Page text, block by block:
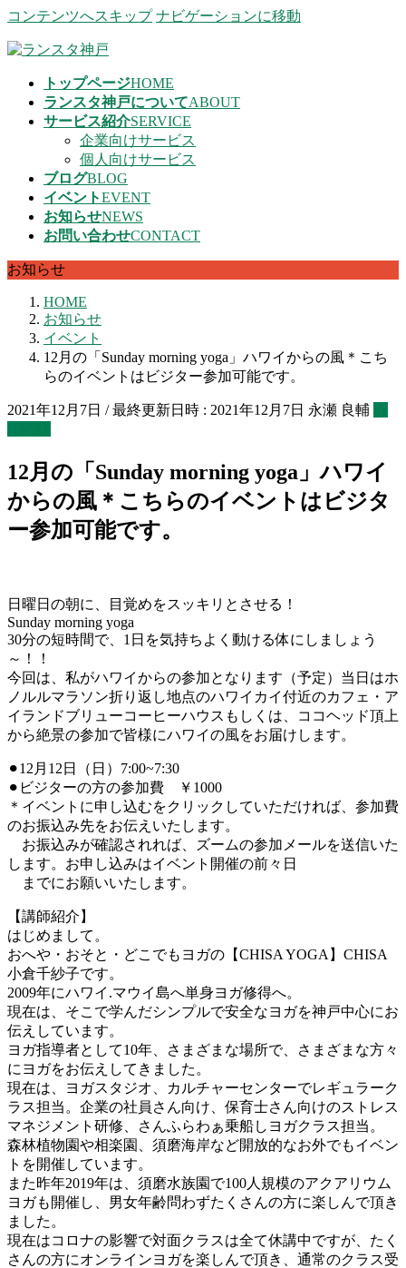
コンテンツへスキップ ナビゲーションに移動
トップページHOME
ランスタ神戸についてABOUT
サービス紹介SERVICE
企業向けサービス
個人向けサービス
ブログBLOG
イベントEVENT
お知らせNEWS
お問い合わせCONTACT
お知らせ
HOME
お知らせ
イベント
12月の「Sunday morning yoga」ハワイからの風＊こち
らのイベントはビジター参加可能です。
2021年12月7日 / 最終更新日時 : 2021年12月7日 永瀬 良輔
12月の「Sunday morning yoga」ハワイ
からの風＊こちらのイベントはビジタ
ー参加可能です。
日曜日の朝に、目覚めをスッキリとさせる！
Sunday morning yoga
30分の短時間で、1日を気持ちよく動ける体にしましょう
～！！
今回は、私がハワイからの参加となります（予定）当日はホ
ノルルマラソン折り返し地点のハワイカイ付近のカフェ・ア
イランドブリューコーヒーハウスもしくは、ココヘッド頂上
から絶景の参加で皆様にハワイの風をお届けします。
⚫︎12月12日（日）7:00~7:30
⚫︎ビジターの方の参加費 ￥1000
＊イベントに申し込むをクリックしていただければ、参加費
のお振込み先をお伝えいたします。
お振込みが確認されれば、ズームの参加メールを送信いた
します。お申し込みはイベント開催の前々日
までにお願いいたします。
【講師紹介】
はじめまして。
おへや・おそと・どこでもヨガの【CHISA YOGA】CHISA
小倉千紗子です。
2009年にハワイ.マウイ島へ単身ヨガ修得へ。
現在は、そこで学んだシンプルで安全なヨガを神戸中心にお
伝えしています。
ヨガ指導者として10年、さまざまな場所で、さまざまな方々
にヨガをお伝えしてきました。
現在は、ヨガスタジオ、カルチャーセンターでレギュラーク
ラス担当。企業の社員さん向け、保育士さん向けのストレス
マネジメント研修、さんふらわぁ乗船しヨガクラス担当。
森林植物園や相楽園、須磨海岸など開放的なお外でもイベン
トを開催しています。
また昨年2019年は、須磨水族園で100人規模のアクアリウム
ヨガも開催し、男女年齢問わずたくさんの方に楽しんで頂き
ました。
現在はコロナの影響で対面クラスは全て休講中ですが、たく
さんの方にオンラインヨガを楽しんで頂き、通常のクラス受